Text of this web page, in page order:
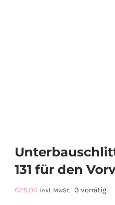
131 für den
€25,00 inkl. MwSt. 3 vorrätig